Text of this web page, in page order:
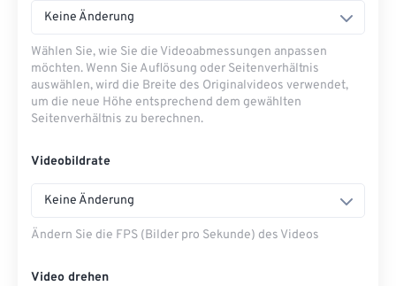
Keine Änderung
Wählen Sie, wie Sie die Videoabmessungen anpassen
möchten. Wenn Sie Auflösung oder Seitenverhältnis
auswählen, wird die Breite des Originalvideos verwendet,
um die neue Höhe entsprechend dem gewählten
Seitenverhältnis zu berechnen.
Videobildrate
Keine Änderung
Ändern Sie die FPS (Bilder pro Sekunde) des Videos
Video drehen